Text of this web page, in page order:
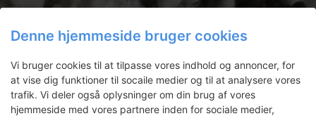
Denne hjemmeside bruger cookies
Vi bruger cookies til at tilpasse vores indhold og annoncer, for
at vise dig funktioner til socaile medier og til at analysere vores
trafik. Vi deler også oplysninger om din brug af vores
hjemmeside med vores partnere inden for sociale medier,